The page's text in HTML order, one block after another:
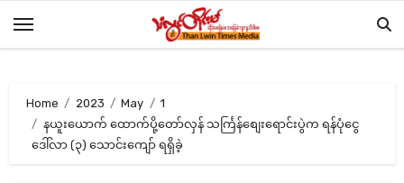
Home 2023 May
1
နယူးယောက် ထောက်ပို့တော်လှန် သင်္ကြန်စျေးရောင်းပွဲက ရန်ပုံငွေ
ဒေါ်လာ (၃) သောင်းကျော် ရရှိခဲ့